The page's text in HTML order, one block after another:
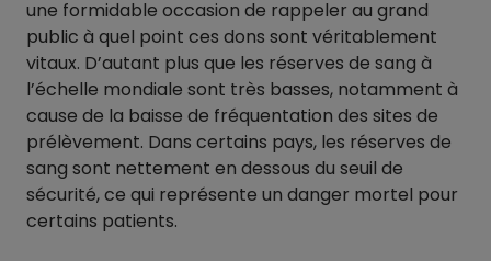
une formidable occasion de rappeler au grand
public à quel point ces dons sont véritablement
vitaux. D’autant plus que les réserves de sang à
l’échelle mondiale sont très basses, notamment à
cause de la baisse de fréquentation des sites de
prélèvement. Dans certains pays, les réserves de
sang sont nettement en dessous du seuil de
sécurité, ce qui représente un danger mortel pour
certains patients.